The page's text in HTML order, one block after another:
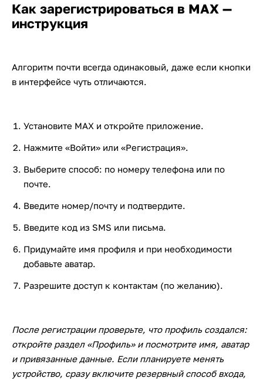
Как зарегистрироваться в MAX —
инструкция
Алгоритм почти всегда одинаковый, даже если кнопки
в интерфейсе чуть отличаются.
Установите MAX и откройте приложение.
Нажмите «Войти» или «Регистрация».
Выберите способ: по номеру телефона или по
почте.
Введите номер/почту и подтвердите.
Введите код из SMS или письма.
Придумайте имя профиля и при необходимости
добавьте аватар.
Разрешите доступ к контактам (по желанию).
После регистрации проверьте, что профиль создался:
откройте раздел «Профиль» и посмотрите имя, аватар
и привязанные данные. Если планируете менять
устройство, сразу включите резервный способ входа,